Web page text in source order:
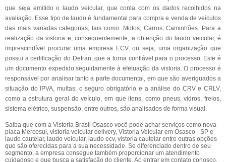
que seja emitido o laudo veicular, que conta com os dados recolhidos na
avaliação. Esse tipo de laudo é fundamental para compra e venda de veículos
das mais variadas categorias, tais como: Motos; Carros; Caminhões. Para a
realização da vistoria e, consequentemente, a obtenção do laudo veicular, é
imprescindível procurar uma empresa ECV, ou seja, uma organização que
possui a certificação do Detran, que a torna confiável para o processo. Este é
um documento expedido seguidamente à efetuação da vistoria. O processo é
responsável por analisar tanto a parte documental, em que são averiguados a
situação do IPVA, multas, o seguro obrigatório e a análise do CRV e CRLV,
como a estrutura geral do veículo, em que itens, como pneus, vidros, freios,
sistema elétrico, suspensão, entre outros, são analisados de forma visual.
Saiba que com a Vistoria Brasil Osasco você pode achar serviços como nova
placa Mercosul, vistoria veicular delivery, Vistoria Veicular em Osasco - SP e
laudo cautelar, laudo veicular, laudo ecv, vistoria cautelar entre outras opções
que são oferecidas para a sua necessidade. Se diferenciado dentro de seu
segmento, a empresa consegue também proporcionar um atendimento
cuidadoso e que busca a satisfação do cliente. Ao entrar em contato conosco,